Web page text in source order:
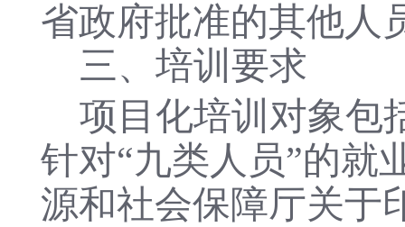
省政府批准的其他人
三、培训要求
项目化培训对象包
针对“九类人员”的就
源和社会保障厅关于